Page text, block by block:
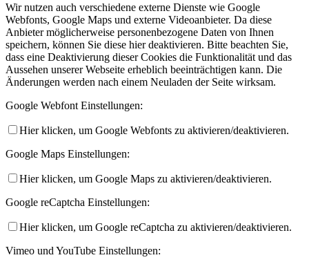
Wir nutzen auch verschiedene externe Dienste wie Google
Webfonts, Google Maps und externe Videoanbieter. Da diese
Anbieter möglicherweise personenbezogene Daten von Ihnen
speichern, können Sie diese hier deaktivieren. Bitte beachten Sie,
dass eine Deaktivierung dieser Cookies die Funktionalität und das
Aussehen unserer Webseite erheblich beeinträchtigen kann. Die
Änderungen werden nach einem Neuladen der Seite wirksam.
Google Webfont Einstellungen:
Hier klicken, um Google Webfonts zu aktivieren/deaktivieren.
Google Maps Einstellungen:
Hier klicken, um Google Maps zu aktivieren/deaktivieren.
Google reCaptcha Einstellungen:
Hier klicken, um Google reCaptcha zu aktivieren/deaktivieren.
Vimeo und YouTube Einstellungen: